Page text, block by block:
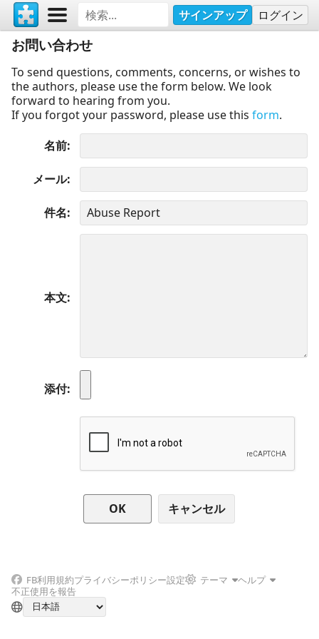
サインアップ ログイン
お問い合わせ
To send questions, comments, concerns, or wishes to
the authors, please use the form below. We look
forward to hearing from you.
If you forgot your password, please use this form.
名前
メール
件名
本文
添付
キャンセル
FB利用規約プライバシーポリシー設定 テーマ
ヘルプ
不正使用を報告